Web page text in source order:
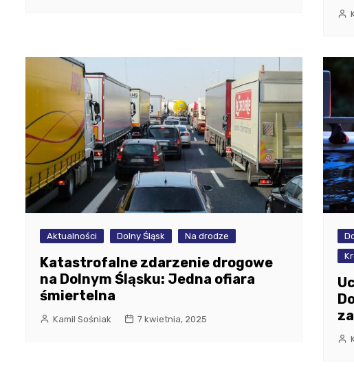
Aktualności Dolny Śląsk Na drodze
Katastrofalne zdarzenie drogowe
na Dolnym Śląsku: Jedna ofiara
śmiertelna
Kamil Sośniak 7 kwietnia, 2025